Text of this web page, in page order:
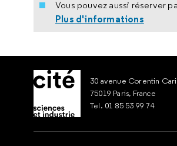
Vous pouvez aussi réserver
Plus d'informations
30 avenue Corentin
75019 Paris, France
Tel. 01 85 53 99 74